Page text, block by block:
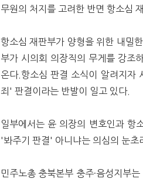
무원의 처지를 고려한 반면 항소심
항소심 재판부가 양형을 위한 내밀
부가 시의회 의장직의 무게를 강조
온다.항소심 판결 소식이 알려지자
죄' 판결이라는 반발이 일고 있다.
일부에서는 윤 의장의 변호인과 항
'봐주기 판결' 아니냐는 의심의 눈초
민주노총 충북본부 충주·음성지부